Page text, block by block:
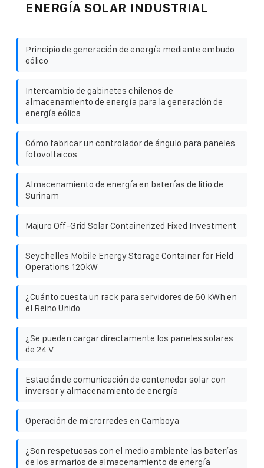
ENERGÍA SOLAR INDUSTRIAL
Principio de generación de energía mediante embudo
eólico
Intercambio de gabinetes chilenos de
almacenamiento de energía para la generación de
energía eólica
Cómo fabricar un controlador de ángulo para paneles
fotovoltaicos
Almacenamiento de energía en baterías de litio de
Surinam
Majuro Off-Grid Solar Containerized Fixed Investment
Seychelles Mobile Energy Storage Container for Field
Operations 120kW
¿Cuánto cuesta un rack para servidores de 60 kWh en
el Reino Unido
¿Se pueden cargar directamente los paneles solares
de 24 V
Estación de comunicación de contenedor solar con
inversor y almacenamiento de energía
Operación de microrredes en Camboya
¿Son respetuosas con el medio ambiente las baterías
de los armarios de almacenamiento de energía